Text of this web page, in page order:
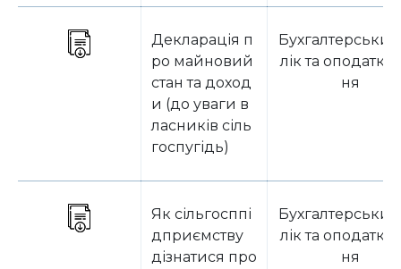
Декларація п
ро майновий
стан та доход
и (до уваги в
ласників сіль
госпугідь)
лік та
ня
Як сільгосппі
дприємству
дізнатися про
лік та
ня